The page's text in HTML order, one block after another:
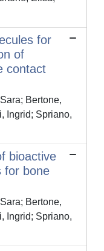
for
of
contact
Bertone,
Ingrid; Spriano,
bioactive
for bone
Bertone,
Ingrid; Spriano,